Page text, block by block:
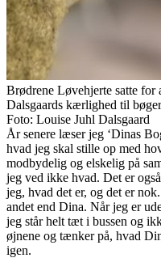
Brødrene Løvehjerte satte
Dalsgaards kærlighed til
Foto: Louise Juhl Dalsgaard
År senere læser jeg ‘Dinas
hvad jeg skal stille op med
modbydelig og elskelig på
jeg ved ikke hvad. Det er
jeg, hvad det er, og det er
andet end Dina. Når jeg er
jeg står helt tæt i bussen og
øjnene og tænker på, hvad
igen.